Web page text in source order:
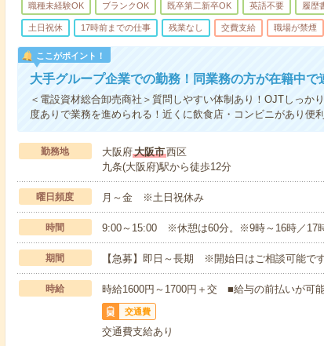
職種未経験OK ブランクOK 既卒第二新卒OK 英語不要 履歴
土日祝休 17時前までの仕事 残業なし 交費支給 職場が禁煙
ここがポイント！
大手グループ企業での勤務！同業務の方が在籍中で
＜電設資材総合卸売商社＞質問しやすい体制あり！OJTしっか
度ありで業務を進められる！近くに飲食店・コンビニがあり便
勤務地 大阪府大阪市西区
九条(大阪府)駅から徒歩12分
曜日頻度 月～金 ※土日祝休み
時間 9:00～15:00 ※休憩は60分。※9時～16時／17時
期間 【急募】即日～長期 ※開始日はご相談可能で
時給 時給1600円～1700円＋交 ■給与の前払いが可
交通費
交通費支給あり